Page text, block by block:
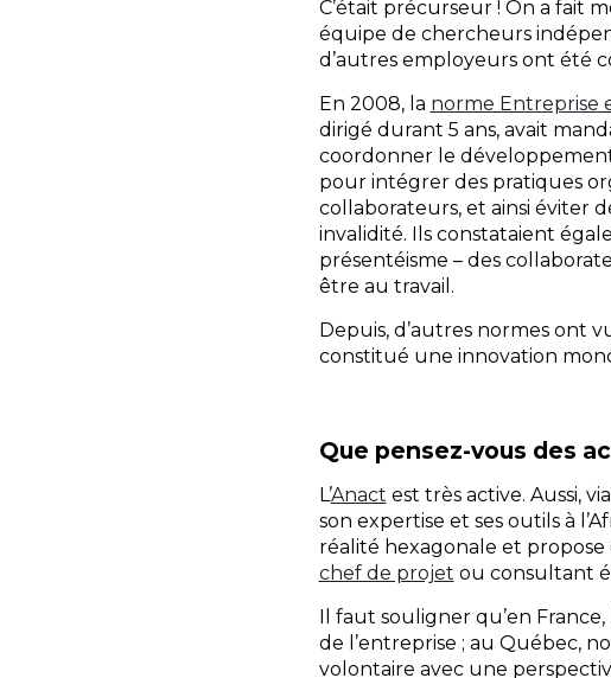
C’était précurseur ! On a fait
équipe de chercheurs
d’autres employeurs ont été
En 2008, la norme Entreprise
dirigé durant 5 ans, avait
coordonner le
pour intégrer des pratiques
collaborateurs, et ainsi éviter
invalidité. Ils constataient
présentéisme – des
être au travail.
Depuis, d’autres normes ont
constitué une innovation
Que pensez-vous des
L’Anact est très active. Aussi,
son expertise et ses outils à
réalité hexagonale et
chef de projet ou consultant
Il faut souligner qu’en
de l’entreprise ; au Québec,
volontaire avec une